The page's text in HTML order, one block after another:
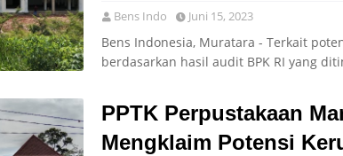
Bens Indo Juni 15, 2023
Bens Indonesia, Muratara - Terkait
berdasarkan hasil audit BPK RI yang
PPTK Perpustakaan
Mengklaim Potensi